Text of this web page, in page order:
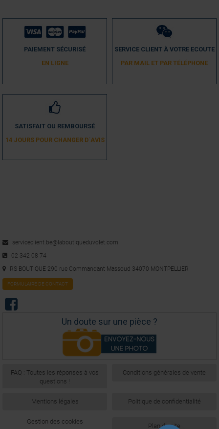
PAIEMENT SÉCURISÉ
EN LIGNE
SERVICE CLIENT À VOTRE ECOUTE
PAR MAIL ET PAR TÉLÉPHONE
SATISFAIT OU REMBOURSÉ
14 JOURS POUR CHANGER D´AVIS
serviceclient.be@laboutiqueduvolet.com
02 342 08 74
RS BOUTIQUE 290 rue Commandant Massoud 34070 MONTPELLIER
FORMULAIRE DE CONTACT
Un doute sur une pièce ?
FAQ : Toutes les réponses à vos
questions !
Conditions générales de vente
Mentions légales Politique de confidentialité
Gestion des cookies
Plan du site